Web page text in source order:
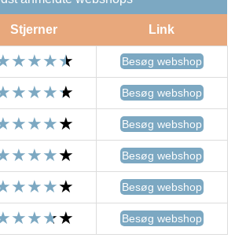
Stjerner Link
Besøg webshop
Besøg webshop
Besøg webshop
Besøg webshop
Besøg webshop
Besøg webshop